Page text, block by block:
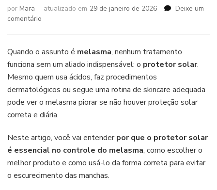
por Mara atualizado em 29 de janeiro de 2026
Deixe um
comentário
protetor
como
escolher
e
usar
corretamente
Quando o assunto é melasma, nenhum tratamento
funciona sem um aliado indispensável: o protetor solar.
Mesmo quem usa ácidos, faz procedimentos
dermatológicos ou segue uma rotina de skincare adequada
pode ver o melasma piorar se não houver proteção solar
correta e diária.
Neste artigo, você vai entenderpor que o protetor solar
é essencial no controle do melasma, como escolher o
melhor produto e como usá-lo da forma correta para evitar
o escurecimento das manchas.